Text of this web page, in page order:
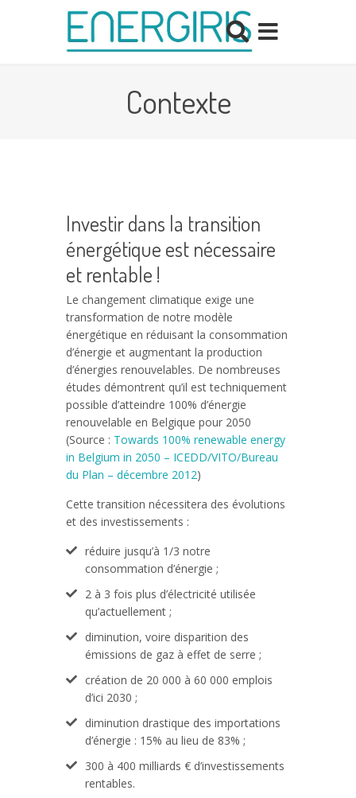
Contexte
Investir dans la transition
énergétique est nécessaire
et rentable !
Le changement climatique exige une
transformation de notre modèle
énergétique en réduisant la consommation
d’énergie et augmentant la production
d’énergies renouvelables. De nombreuses
études démontrent qu’il est techniquement
possible d’atteindre 100% d’énergie
renouvelable en Belgique pour 2050
(Source : Towards 100% renewable energy
in Belgium in 2050 – ICEDD/VITO/Bureau
du Plan – décembre 2012)
Cette transition nécessitera des évolutions
et des investissements :
réduire jusqu’à 1/3 notre
consommation d’énergie ;
2 à 3 fois plus d’électricité utilisée
qu’actuellement ;
diminution, voire disparition des
émissions de gaz à effet de serre ;
création de 20 000 à 60 000 emplois
d’ici 2030 ;
diminution drastique des importations
d’énergie : 15% au lieu de 83% ;
300 à 400 milliards € d’investissements
rentables.